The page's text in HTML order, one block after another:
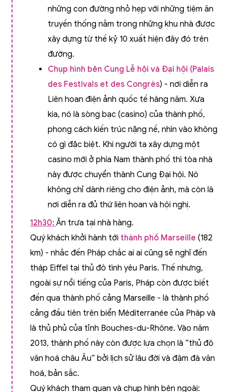
những con đường nhỏ hẹp với những tiệm ăn
truyền thống nằm trong những khu nhà được
xây dựng từ thế kỷ 10 xuất hiện đây đó trên
đường.
Chụp hình bên Cung Lễ hội và Đại hội (Palais
des Festivals et des Congrès) - nơi diễn ra
Liên hoan điện ảnh quốc tế hàng năm. Xưa
kia, nó là sòng bạc (casino) của thành phố,
phong cách kiến trúc nặng nề, nhìn vào không
có gì đặc biệt. Khi người ta xây dựng một
casino mới ở phía Nam thành phố thì tòa nhà
này được chuyển thành Cung Đại hội. Nó
không chỉ dành riêng cho điện ảnh, mà còn là
nơi diễn ra đủ thứ liên hoan và hội nghị.
12h30: Ăn trưa tại nhà hàng.
Quý khách khởi hành tới thành phố Marseille (182
km) - nhắc đến Pháp chắc ai ai cũng sẽ nghĩ đến
tháp Eiffel tại thủ đô tình yêu Paris. Thế nhưng,
ngoài sự nổi tiếng của Paris, Pháp còn được biết
đến qua thành phố cảng Marseille - là thành phố
cảng đầu tiên trên biển Méditerranée của Pháp và
là thủ phủ của tỉnh Bouches-du-Rhône. Vào năm
2013, thành phố này còn được lựa chọn là “thủ đô
văn hoá châu Âu” bởi lịch sử lâu đời và đậm đà văn
hoá, bản sắc.
Quý khách tham quan và chụp hình bên ngoài: